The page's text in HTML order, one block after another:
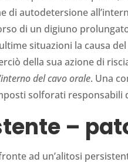
di autodetersione
di un digiuno
situazioni la causa
della sua azione di
del cavo orale. Una
solforati responsabili
–
ad un’alitosi